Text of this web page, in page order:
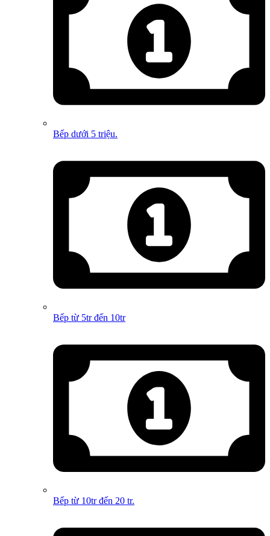
Bếp dưới 5 triệu.
Bếp từ 5tr đến 10tr
Bếp từ 10tr đến 20 tr.